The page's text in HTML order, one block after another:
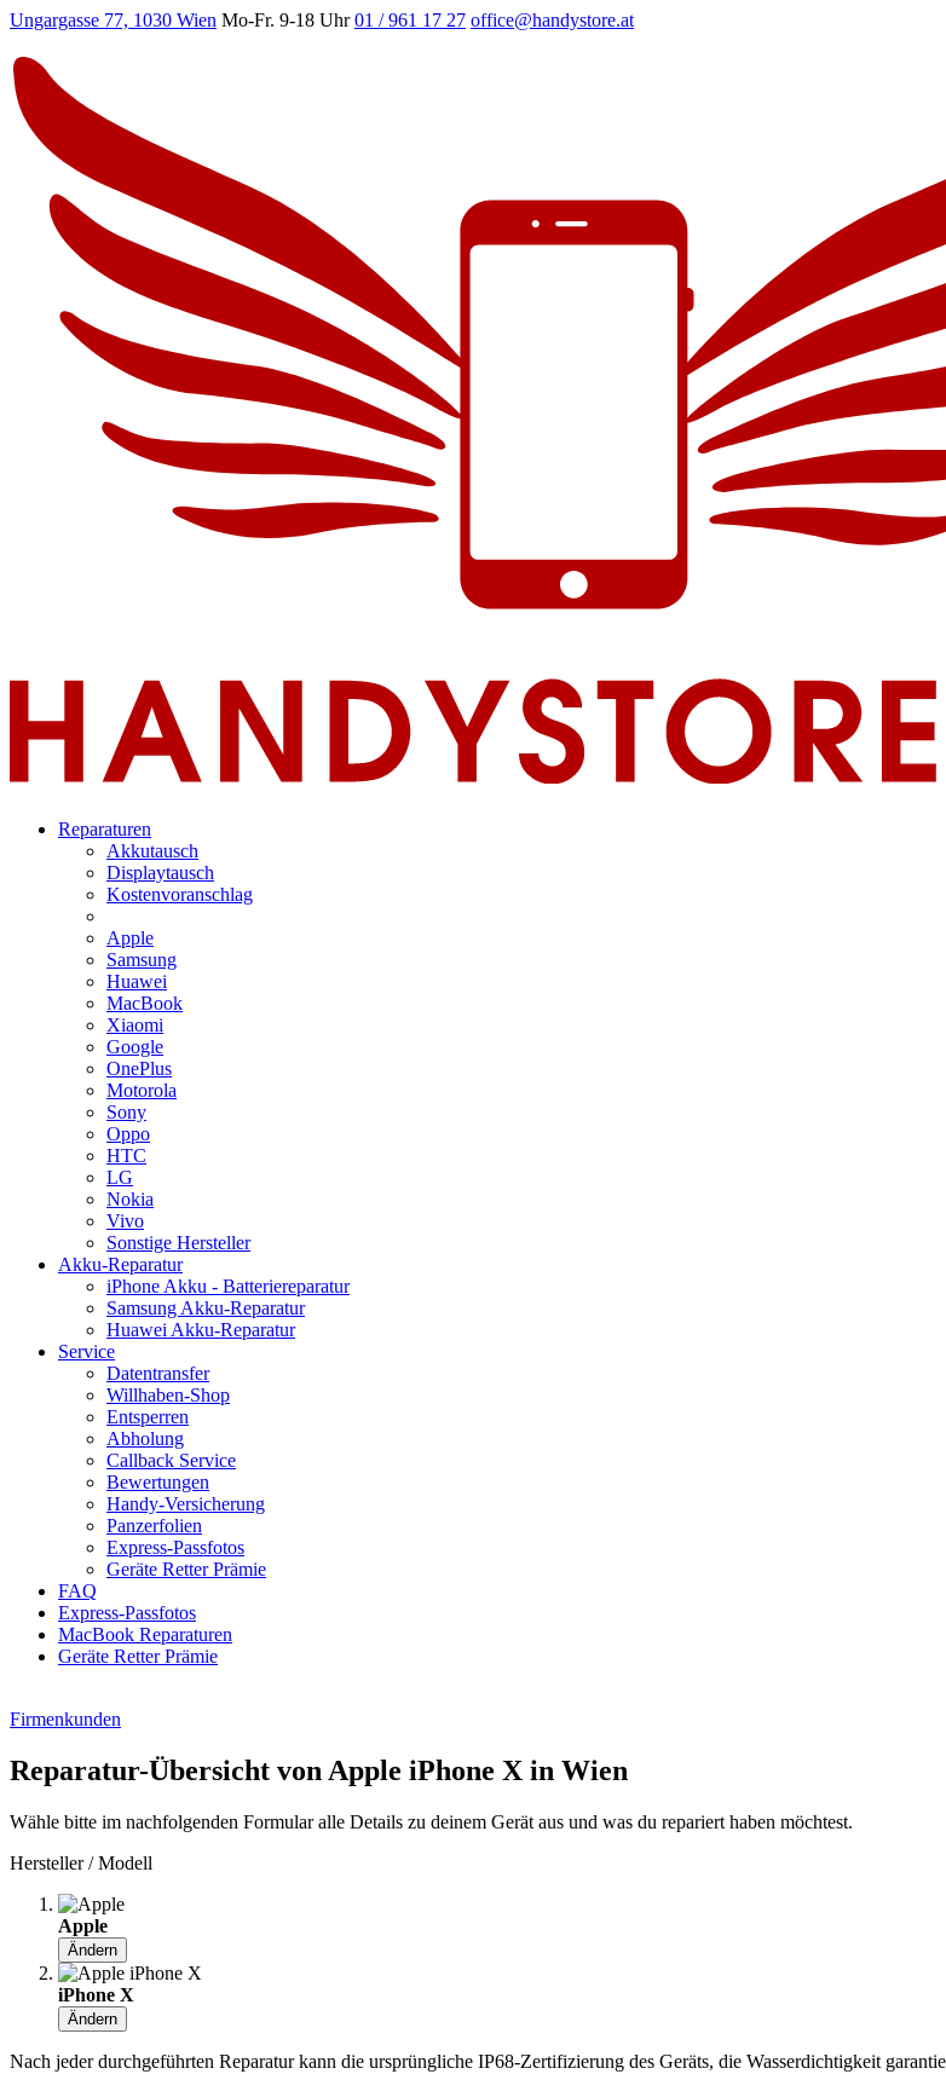
Ungargasse 77, 1030 Wien Mo-Fr. 9-18 Uhr 01 / 961 17 27 office@handystore.at
Reparaturen
Akkutausch
Displaytausch
Kostenvoranschlag
Apple
Samsung
Huawei
MacBook
Xiaomi
Google
OnePlus
Motorola
Sony
Oppo
HTC
LG
Nokia
Vivo
Sonstige Hersteller
Akku-Reparatur
iPhone Akku - Batteriereparatur
Samsung Akku-Reparatur
Huawei Akku-Reparatur
Service
Datentransfer
Willhaben-Shop
Entsperren
Abholung
Callback Service
Bewertungen
Handy-Versicherung
Panzerfolien
Express-Passfotos
Geräte Retter Prämie
FAQ
Express-Passfotos
MacBook Reparaturen
Geräte Retter Prämie
Firmenkunden
Reparatur-Übersicht von Apple iPhone X in Wien
Wähle bitte im nachfolgenden Formular alle Details zu deinem Gerät aus und was du repariert haben möchtest.
Hersteller / Modell
Apple
Ändern
iPhone X
Ändern
Nach jeder durchgeführten Reparatur kann die ursprüngliche IP68-Zertifizierung des Geräts, die Wasserdichtigkeit